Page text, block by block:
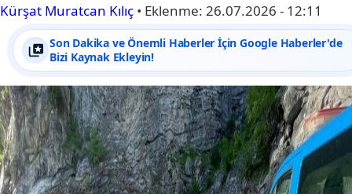
Kürşat Muratcan Kılıç • Eklenme: 26.07.2026 - 12:11
Son Dakika ve Önemli Haberler İçin Google Haberler'de
Bizi Kaynak Ekleyin!